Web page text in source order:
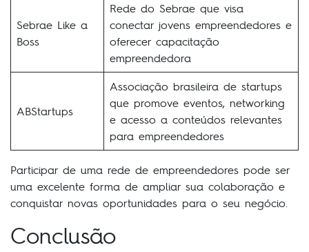
Sebrae Like a
Boss
Rede do Sebrae que visa
conectar jovens empreendedores e
oferecer capacitação
empreendedora
ABStartups
Associação brasileira de startups
que promove eventos, networking
e acesso a conteúdos relevantes
para empreendedores
Participar de uma rede de empreendedores pode ser
uma excelente forma de ampliar sua colaboração e
conquistar novas oportunidades para o seu negócio.
Conclusão